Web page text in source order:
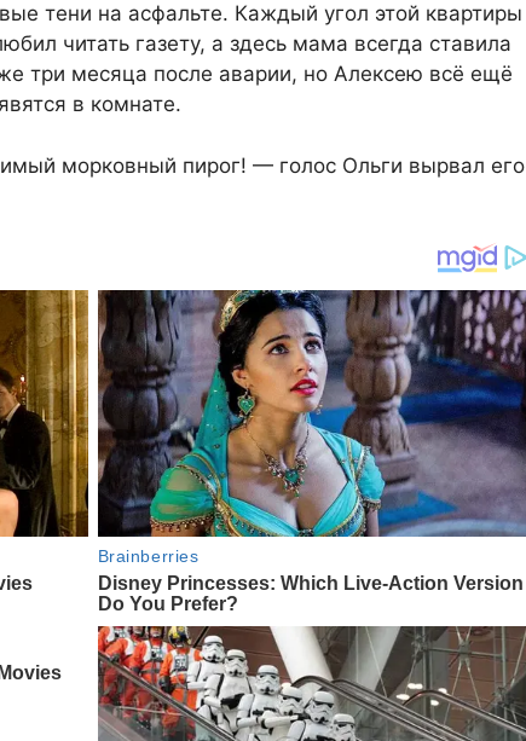
тени на асфальте. Каждый угол этой квартиры
читать газету, а здесь мама всегда ставила
три месяца после аварии, но Алексею всё ещё
в комнате.
морковный пирог! — голос Ольги вырвал его